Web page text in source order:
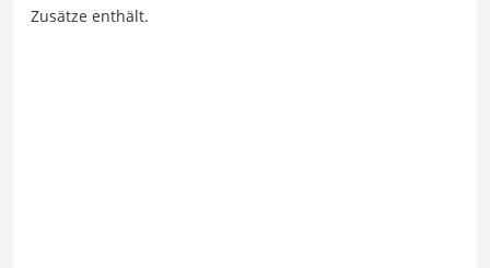
Zusätze enthält.